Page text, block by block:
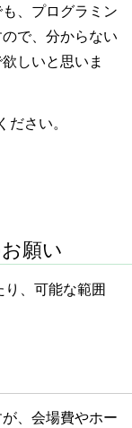
、プログラミン
で、分からない
しいと思いま
さい。
願い
、可能な範囲
、会場費やホー